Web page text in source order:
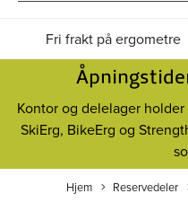
Fri frakt på ergometre
Kontor og delelager
SkiErg, BikeErg og
Hjem Reservedeler